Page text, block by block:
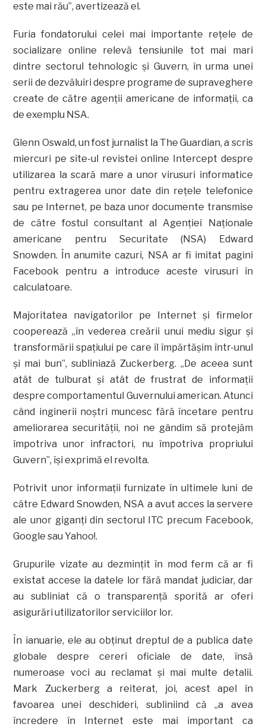
este mai rău”, avertizează el.
Furia fondatorului celei mai importante reţele de
socializare online relevă tensiunile tot mai mari
dintre sectorul tehnologic şi Guvern, în urma unei
serii de dezvăluiri despre programe de supraveghere
create de către agenţii americane de informaţii, ca
de exemplu NSA.
Glenn Oswald, un fost jurnalist la The Guardian, a scris
miercuri pe site-ul revistei online Intercept despre
utilizarea la scară mare a unor virusuri informatice
pentru extragerea unor date din reţele telefonice
sau pe Internet, pe baza unor documente transmise
de către fostul consultant al Agenţiei Naţionale
americane pentru Securitate (NSA) Edward
Snowden. În anumite cazuri, NSA ar fi imitat pagini
Facebook pentru a introduce aceste virusuri în
calculatoare.
Majoritatea navigatorilor pe Internet şi firmelor
cooperează „în vederea creării unui mediu sigur şi
transformării spaţiului pe care îl împărtăşim într-unul
şi mai bun”, subliniază Zuckerberg. „De aceea sunt
atât de tulburat şi atât de frustrat de informaţii
despre comportamentul Guvernului american. Atunci
când inginerii noştri muncesc fără încetare pentru
ameliorarea securităţii, noi ne gândim să protejăm
împotriva unor infractori, nu împotriva propriului
Guvern”, îşi exprimă el revolta.
Potrivit unor informaţii furnizate în ultimele luni de
către Edward Snowden, NSA a avut acces la servere
ale unor giganţi din sectorul ITC precum Facebook,
Google sau Yahoo!.
Grupurile vizate au dezminţit în mod ferm că ar fi
existat accese la datele lor fără mandat judiciar, dar
au subliniat că o transparenţă sporită ar oferi
asigurări utilizatorilor serviciilor lor.
În ianuarie, ele au obţinut dreptul de a publica date
globale despre cereri oficiale de date, însă
numeroase voci au reclamat şi mai multe detalii.
Mark Zuckerberg a reiterat, joi, acest apel în
favoarea unei deschideri, subliniind că „a avea
încredere în Internet este mai important ca